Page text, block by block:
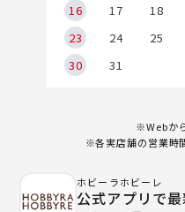
16
17 18
23
24 25
30
31
※Webか
※各実店舗の営業時
ホビーラホビーレ
公式アプリで最